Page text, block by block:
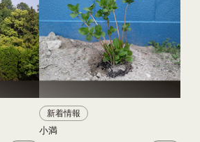
新着情報
小満